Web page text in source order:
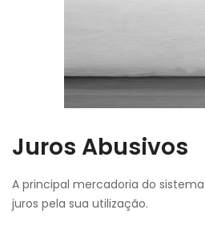
Juros Abusivos
A principal mercadoria do
juros pela sua utilização.